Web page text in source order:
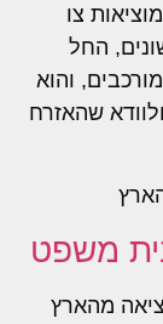
צו
החל
והוא
שהאזרח
משפט
מהארץ